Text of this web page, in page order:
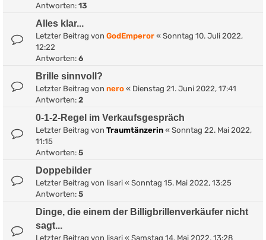
Antworten: 13
Alles klar...
Letzter Beitrag von GodEmperor « Sonntag 10. Juli 2022,
12:22
Antworten: 6
Brille sinnvoll?
Letzter Beitrag von nero « Dienstag 21. Juni 2022, 17:41
Antworten: 2
0-1-2-Regel im Verkaufsgespräch
Letzter Beitrag von Traumtänzerin « Sonntag 22. Mai 2022,
11:15
Antworten: 5
Doppebilder
Letzter Beitrag von lisari « Sonntag 15. Mai 2022, 13:25
Antworten: 5
Dinge, die einem der Billigbrillenverkäufer nicht
sagt...
Letzter Beitrag von lisari « Samstag 14. Mai 2022, 13:28